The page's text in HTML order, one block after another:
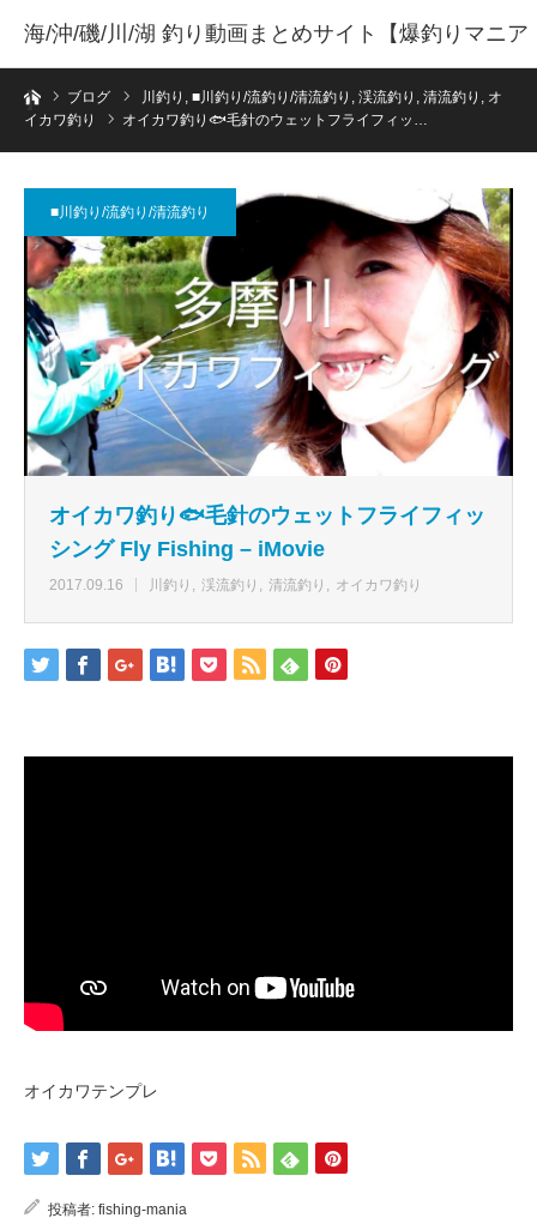
海/沖/磯/川/湖 釣り動画まとめサイト【爆釣りマニア
】ホームブログ 川釣り , ■川釣り/流釣り/清流釣り , 渓流釣り , 清流釣り , オ
イカワ釣り
オイカワ釣り🐟毛針のウェットフライフィッ…
■川釣り/流釣り/清流釣り
オイカワ釣り🐟毛針のウェットフライフィッ
シング Fly Fishing – iMovie
2017.09.16 川釣り 渓流釣り 清流釣り オイカワ釣り
オイカワテンプレ
投稿者: fishing-mania